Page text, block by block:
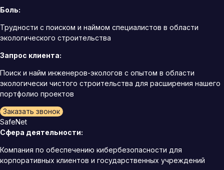
Боль:
Трудности с поиском и наймом специалистов в области
экологического строительства
Запрос клиента:
Поиск и найм инженеров-экологов с опытом в области
экологически чистого строительства для расширения нашего
портфолио проектов
Заказать звонок
SafeNet
Сфера деятельности:
Компания по обеспечению кибербезопасности для
корпоративных клиентов и государственных учреждений